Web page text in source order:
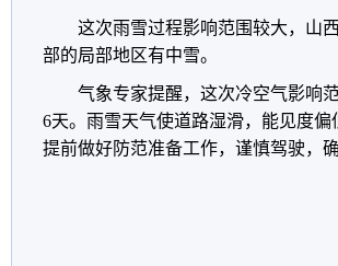
这次雨雪过程影响范围较大，山
部的局部地区有中雪。
气象专家提醒，这次冷空气影响
6天。雨雪天气使道路湿滑，能见度
提前做好防范准备工作，谨慎驾驶，